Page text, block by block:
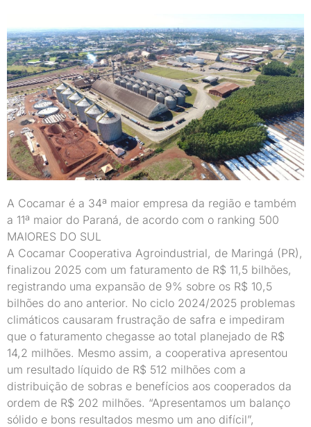
A Cocamar é a 34ª maior empresa da região e também
a 11ª maior do Paraná, de acordo com o ranking 500
MAIORES DO SUL
A Cocamar Cooperativa Agroindustrial, de Maringá (PR),
finalizou 2025 com um faturamento de R$ 11,5 bilhões,
registrando uma expansão de 9% sobre os R$ 10,5
bilhões do ano anterior. No ciclo 2024/2025 problemas
climáticos causaram frustração de safra e impediram
que o faturamento chegasse ao total planejado de R$
14,2 milhões. Mesmo assim, a cooperativa apresentou
um resultado líquido de R$ 512 milhões com a
distribuição de sobras e benefícios aos cooperados da
ordem de R$ 202 milhões. “Apresentamos um balanço
sólido e bons resultados mesmo um ano difícil”,